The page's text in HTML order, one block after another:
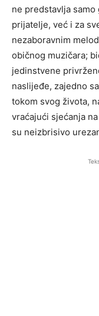
ne predstavlja
prijatelje, već i za
nezaboravnim
običnog muzičara;
jedinstvene
naslijeđe, zajedno
tokom svog života,
vraćajući sjećanja
su neizbrisivo